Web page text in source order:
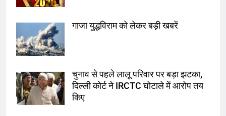
गाजा युद्धविराम को लेकर बड़ी खबरें
चुनाव से पहले लालू परिवार पर बड़ा झटका,
दिल्ली कोर्ट ने IRCTC घोटाले में आरोप तय
किए
7
8